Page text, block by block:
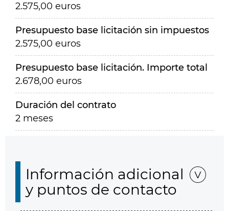
2.575,00 euros
Presupuesto base licitación sin impuestos
2.575,00 euros
Presupuesto base licitación. Importe total
2.678,00 euros
Duración del contrato
2 meses
Información adicional
y puntos de contacto